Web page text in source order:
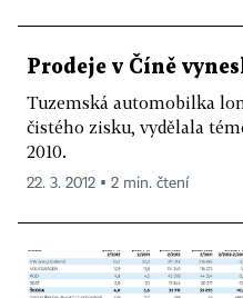
Prodeje v Číně
Tuzemská automobilka
čistého zisku, vydělala
2010.
22. 3. 2012 ▪ 2 min. čtení